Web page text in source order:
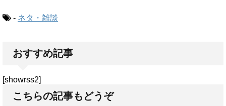
- ネタ・雑談
おすすめ記事
[showrss2]
こちらの記事もどうぞ